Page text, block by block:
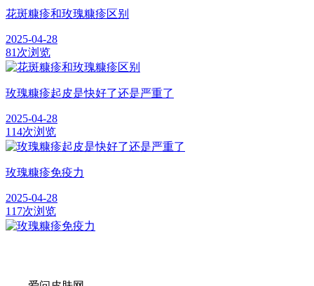
花斑糠疹和玫瑰糠疹区别
2025-04-28
81次浏览
玫瑰糠疹起皮是快好了还是严重了
2025-04-28
114次浏览
玫瑰糠疹免疫力
2025-04-28
117次浏览